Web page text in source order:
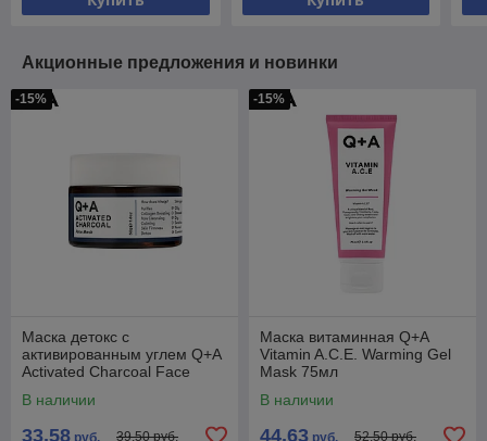
Акционные предложения и новинки
-15%
Маска детокс с
активированным углем Q+A
Activated Charcoal Face
В наличии
33,58 руб. 39,50 руб.
-15%
Маска витаминная Q+A
Vitamin A.C.E. Warming Gel
Mask 75мл
В наличии
44,63 руб. 52,50 руб.